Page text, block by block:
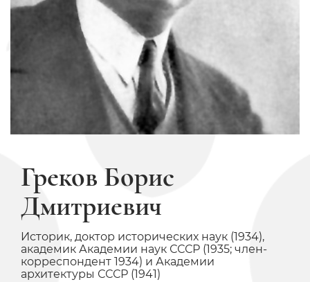
Греков Борис
Дмитриевич
Историк, доктор исторических наук (1934),
академик Академии наук СССР (1935; член-
корреспондент 1934) и Академии
архитектуры СССР (1941)